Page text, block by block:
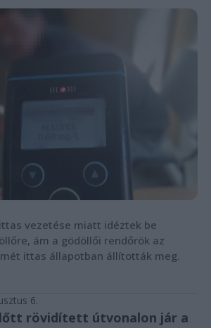
vezetése miatt idéztek be
ám a gödöllői rendőrök az
ittas állapotban állították meg.
6.
rövidített útvonalon jár a